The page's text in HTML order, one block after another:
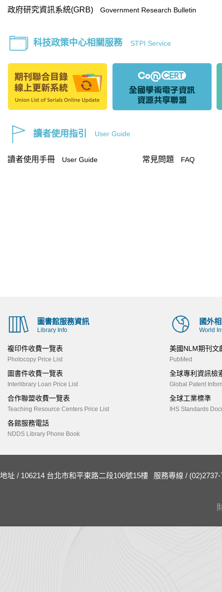
政府研究資訊系統(GRB) Government Research Bulletin
科技政策中心相關服務 STPI Service
讀者使用指引 User Guide
讀者使用手冊 User Guide 常見問題 FAQ
圖書館服務資訊
Library Info
複印件收費一覽表
Photocopy Price List
圖書件收費一覽表
Interlibrary Loan Price List
合作聯盟收費一覽表
Teaching Resource Centers Price List
各館服務電話
NDDS Library Phone Book
國外
World
美國NLM期刊文
PubMed
全球專利資訊檢
Global Patent
全球工業標準
IHS Standards
地址 / 106214 台北市和平東路二段106號15樓 服務專線 / (02)2737-